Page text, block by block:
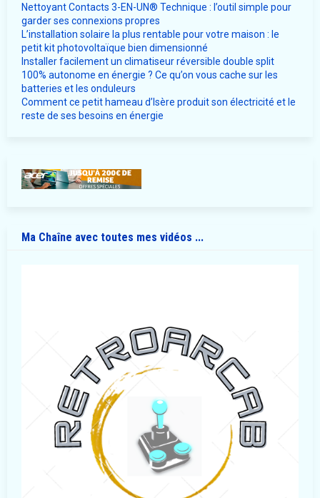
Nettoyant Contacts 3-EN-UN® Technique : l’outil simple pour
garder ses connexions propres
L’installation solaire la plus rentable pour votre maison : le
petit kit photovoltaïque bien dimensionné
Installer facilement un climatiseur réversible double split
100% autonome en énergie ? Ce qu’on vous cache sur les
batteries et les onduleurs
Comment ce petit hameau d’Isère produit son électricité et le
reste de ses besoins en énergie
Ma Chaîne avec toutes mes vidéos ...